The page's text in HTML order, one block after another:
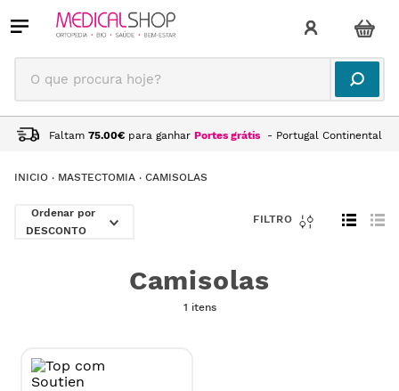
O que procura hoje?
Faltam 75.00€ para ganhar Portes grátis - Portugal Continental
MASTECTOMIA CAMISOLAS
DESCONTO
Camisolas
1 itens